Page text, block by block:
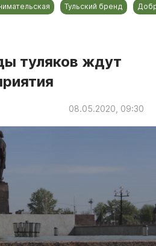
Тульский бренд
туляков ждут
08.05.2020, 09:30